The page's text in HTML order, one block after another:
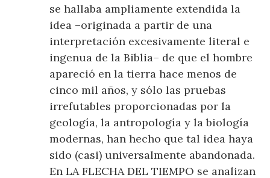
se hallaba ampliamente extendida la
idea –originada a partir de una
interpretación excesivamente literal e
ingenua de la Biblia– de que el hombre
apareció en la tierra hace menos de
cinco mil años, y sólo las pruebas
irrefutables proporcionadas por la
geología, la antropología y la biología
modernas, han hecho que tal idea haya
sido (casi) universalmente abandonada.
En LA FLECHA DEL TIEMPO se analizan